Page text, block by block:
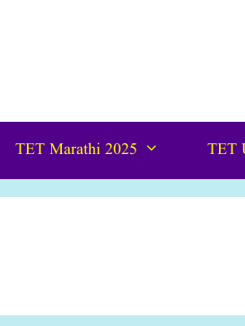
TET Marathi 2025 TET